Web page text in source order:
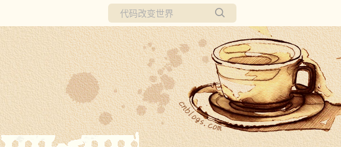
所有博客
当前博客